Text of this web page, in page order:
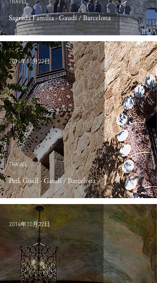
Sagrada Família - Gaudí / Barcelona
TRAVEL
Park Güell - Gaudí / Barcelona
TRAVEL
2014年10月22日
2014年10月22日